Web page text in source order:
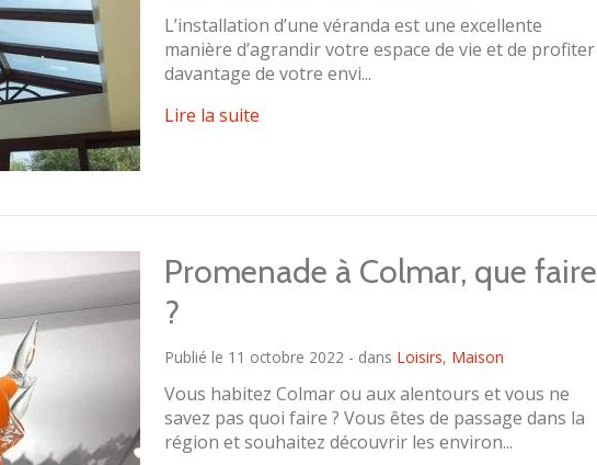
L’installation d’une véranda est une excellente
manière d’agrandir votre espace de vie et de profiter
davantage de votre envi...
Lire la suite
Promenade à Colmar, que faire
?
Publié le 11 octobre 2022 - dans Loisirs, Maison
Vous habitez Colmar ou aux alentours et vous ne
savez pas quoi faire ? Vous êtes de passage dans la
région et souhaitez découvrir les environ...